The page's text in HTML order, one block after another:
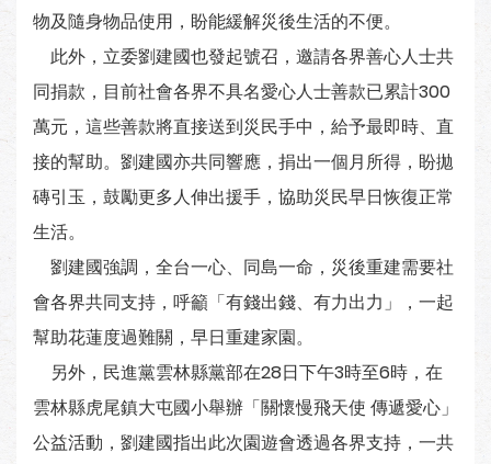
物及隨身物品使用，盼能緩解災後生活的不便。
此外，立委劉建國也發起號召，邀請各界善心人士共
同捐款，目前社會各界不具名愛心人士善款已累計300
萬元，這些善款將直接送到災民手中，給予最即時、直
接的幫助。劉建國亦共同響應，捐出一個月所得，盼拋
磚引玉，鼓勵更多人伸出援手，協助災民早日恢復正常
生活。
劉建國強調，全台一心、同島一命，災後重建需要社
會各界共同支持，呼籲「有錢出錢、有力出力」，一起
幫助花蓮度過難關，早日重建家園。
另外，民進黨雲林縣黨部在28日下午3時至6時，在
雲林縣虎尾鎮大屯國小舉辦「關懷慢飛天使 傳遞愛心」
公益活動，劉建國指出此次園遊會透過各界支持，一共